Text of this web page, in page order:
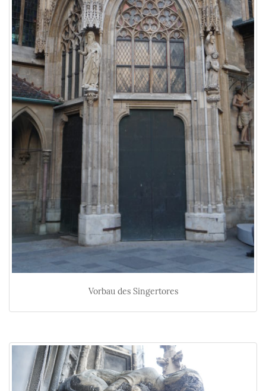
Vorbau des Singertores